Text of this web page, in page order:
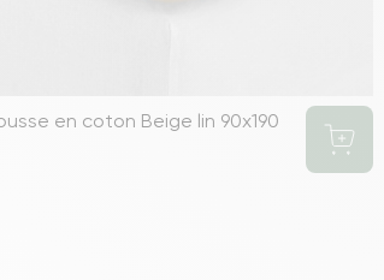
en coton Beige lin 90x190